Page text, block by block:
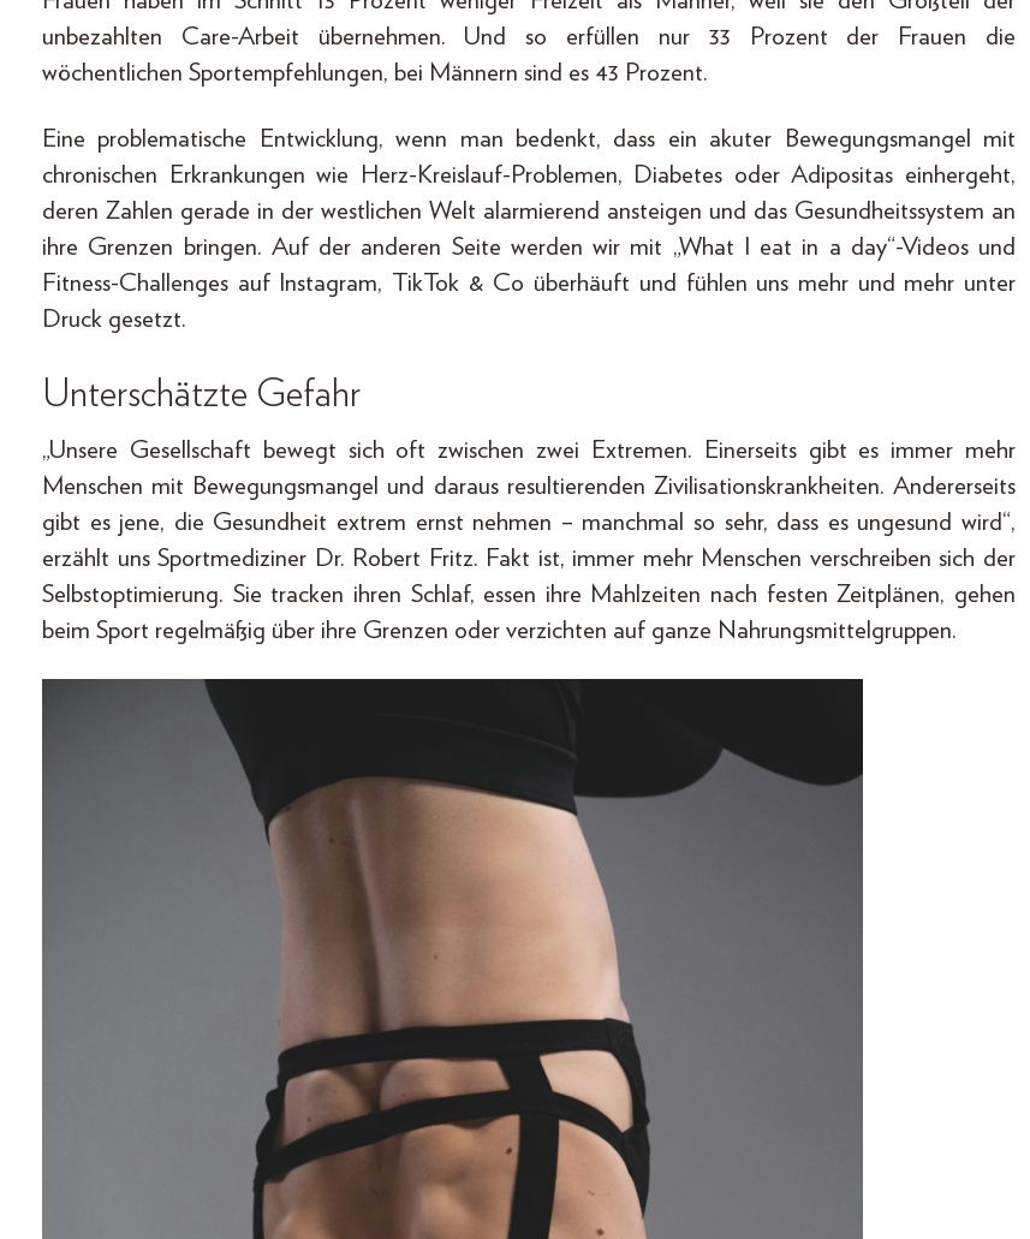
unbezahlten Care-Arbeit übernehmen. Und so erfüllen nur 33 Prozent der Frauen die
wöchentlichen Sportempfehlungen, bei Männern sind es 43 Prozent.
Eine problematische Entwicklung, wenn man bedenkt, dass ein akuter Bewegungsmangel mit
chronischen Erkrankungen wie Herz-Kreislauf-Problemen, Diabetes oder Adipositas einhergeht,
deren Zahlen gerade in der westlichen Welt alarmierend ansteigen und das Gesundheitssystem an
ihre Grenzen bringen. Auf der anderen Seite werden wir mit „What I eat in a day“-Videos und
Fitness-Challenges auf Instagram, TikTok & Co überhäuft und fühlen uns mehr und mehr unter
Druck gesetzt.
Unterschätzte Gefahr
„Unsere Gesellschaft bewegt sich oft zwischen zwei Extremen. Einerseits gibt es immer mehr
Menschen mit Bewegungsmangel und daraus resultierenden Zivilisationskrankheiten. Andererseits
gibt es jene, die Gesundheit extrem ernst nehmen – manchmal so sehr, dass es ungesund wird“,
erzählt uns Sportmediziner Dr. Robert Fritz. Fakt ist, immer mehr Menschen verschreiben sich der
Selbstoptimierung. Sie tracken ihren Schlaf, essen ihre Mahlzeiten nach festen Zeitplänen, gehen
beim Sport regelmäßig über ihre Grenzen oder verzichten auf ganze Nahrungsmittelgruppen.